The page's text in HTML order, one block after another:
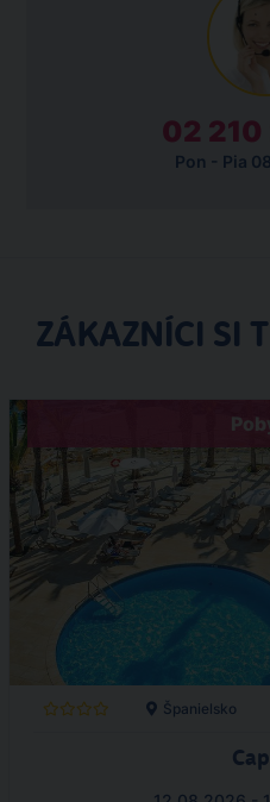
02 210
Pon - Pia
ZÁKAZNÍCI SI
Španielsko